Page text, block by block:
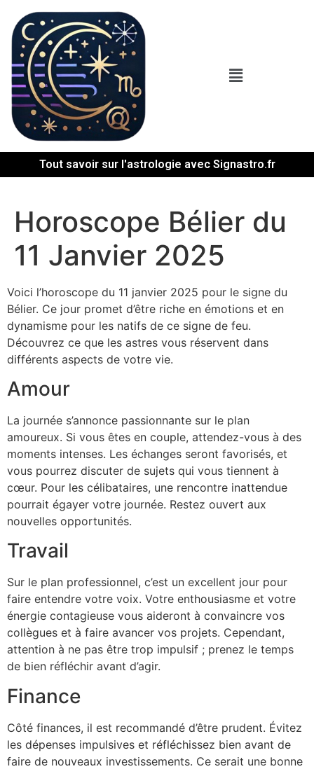
Tout savoir sur l'astrologie avec Signastro.fr
Horoscope Bélier du
11 Janvier 2025
Voici l’horoscope du 11 janvier 2025 pour le signe du
Bélier. Ce jour promet d’être riche en émotions et en
dynamisme pour les natifs de ce signe de feu.
Découvrez ce que les astres vous réservent dans
différents aspects de votre vie.
Amour
La journée s’annonce passionnante sur le plan
amoureux. Si vous êtes en couple, attendez-vous à des
moments intenses. Les échanges seront favorisés, et
vous pourrez discuter de sujets qui vous tiennent à
cœur. Pour les célibataires, une rencontre inattendue
pourrait égayer votre journée. Restez ouvert aux
nouvelles opportunités.
Travail
Sur le plan professionnel, c’est un excellent jour pour
faire entendre votre voix. Votre enthousiasme et votre
énergie contagieuse vous aideront à convaincre vos
collègues et à faire avancer vos projets. Cependant,
attention à ne pas être trop impulsif ; prenez le temps
de bien réfléchir avant d’agir.
Finance
Côté finances, il est recommandé d’être prudent. Évitez
les dépenses impulsives et réfléchissez bien avant de
faire de nouveaux investissements. Ce serait une bonne